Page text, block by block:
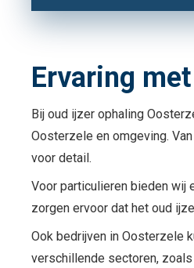
Ervaring
Bij oud ijzer ophaling
Oosterzele en omgeving.
voor detail.
Voor particulieren bieden wij
zorgen ervoor dat het oud
Ook bedrijven in Oosterzele
verschillende sectoren,